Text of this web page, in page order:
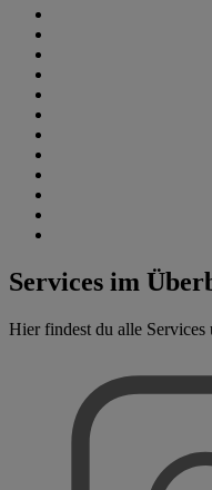
Services im
Hier findest du alle